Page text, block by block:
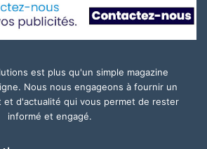
est plus qu'un simple magazine
Nous nous engageons à fournir un
d'actualité qui vous permet de rester
informé et engagé.